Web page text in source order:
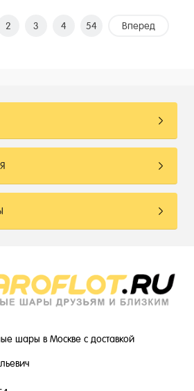
2 3 4 54 Вперед
шары в Москве с доставкой